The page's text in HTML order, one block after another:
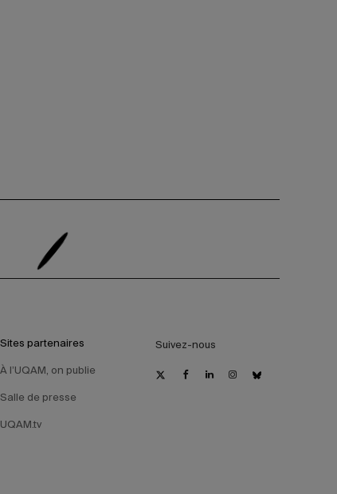
Sites partenaires
À l’UQAM, on publie
Salle de presse
UQAM.tv
Suivez-nous